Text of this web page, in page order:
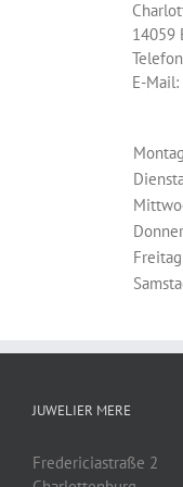
14059
E-Mail:
Montag
Freitag
JUWELIER MERE
Fredericiastraße 2